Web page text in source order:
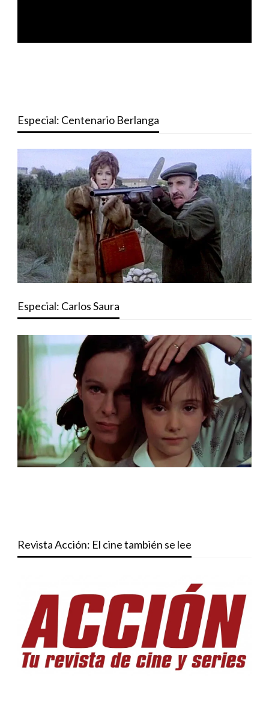
Especial: Centenario Berlanga
Especial: Carlos Saura
Revista Acción: El cine también se lee